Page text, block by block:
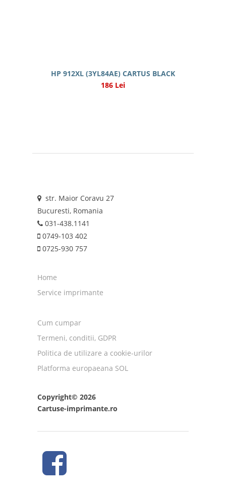
HP 912XL (3YL84AE) CARTUS BLACK
186 Lei
str. Maior Coravu 27
Bucuresti, Romania
031-438.1141
0749-103 402
0725-930 757
Home
Service imprimante
Cum cumpar
Termeni, conditii, GDPR
Politica de utilizare a cookie-urilor
Platforma europaeana SOL
Copyright© 2026
Cartuse-imprimante.ro